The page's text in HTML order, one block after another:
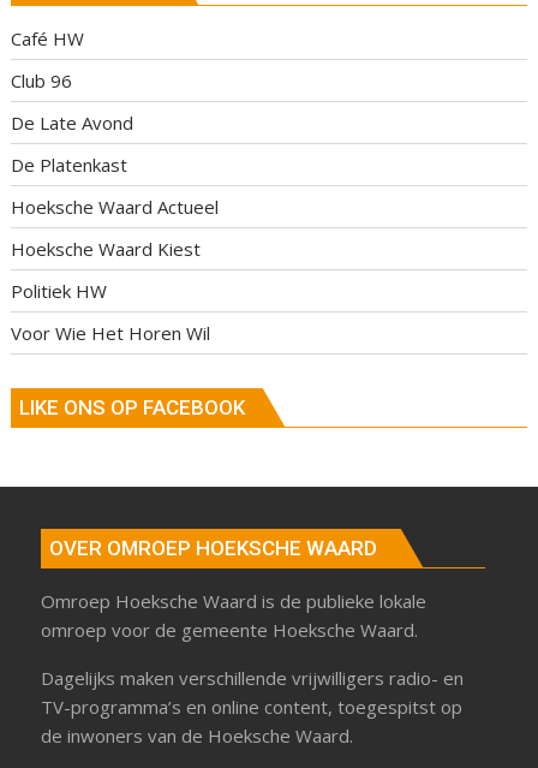
Café HW
Club 96
De Late Avond
De Platenkast
Hoeksche Waard Actueel
Hoeksche Waard Kiest
Politiek HW
Voor Wie Het Horen Wil
LIKE ONS OP FACEBOOK
OVER OMROEP HOEKSCHE WAARD
Omroep Hoeksche Waard is de publieke lokale
omroep voor de gemeente Hoeksche Waard.
Dagelijks maken verschillende vrijwilligers radio- en
TV-programma’s en online content, toegespitst op
de inwoners van de Hoeksche Waard.